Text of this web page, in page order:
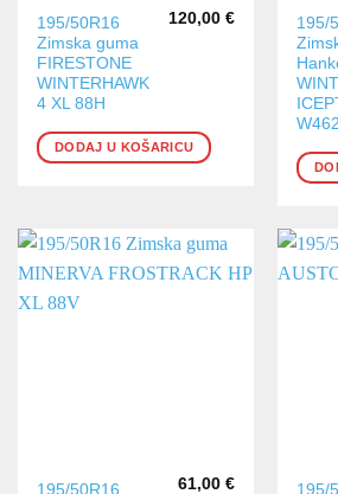
195/50R16
Zimska guma
FIRESTONE
WINTERHAWK
4 XL 88H
120,00 €
DODAJ U KOŠARICU
195/
195/50R16
61,00 €
195/